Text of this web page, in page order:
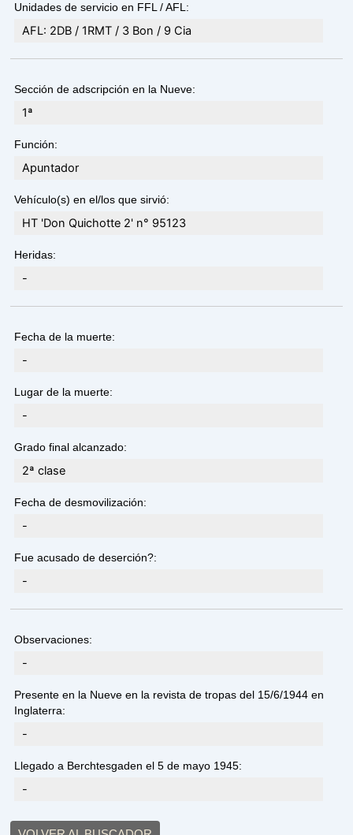
Unidades de servicio en FFL / AFL:
AFL: 2DB / 1RMT / 3 Bon / 9 Cia
Sección de adscripción en la Nueve:
1ª
Función:
Apuntador
Vehículo(s) en el/los que sirvió:
HT 'Don Quichotte 2' n° 95123
Heridas:
-
Fecha de la muerte:
-
Lugar de la muerte:
-
Grado final alcanzado:
2ª clase
Fecha de desmovilización:
-
Fue acusado de deserción?:
-
Observaciones:
-
Presente en la Nueve en la revista de tropas del 15/6/1944 en
Inglaterra:
-
Llegado a Berchtesgaden el 5 de mayo 1945:
-